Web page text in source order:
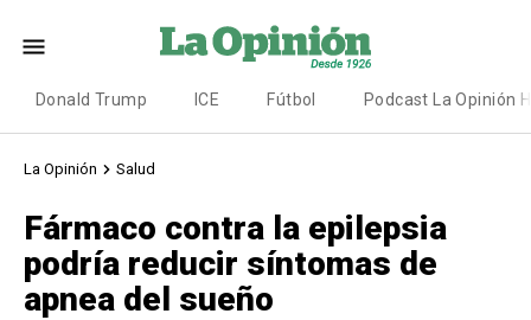
Donald Trump ICE Fútbol Podcast La Opinión
La Opinión Salud
Fármaco contra la epilepsia
podría reducir síntomas de
apnea del sueño